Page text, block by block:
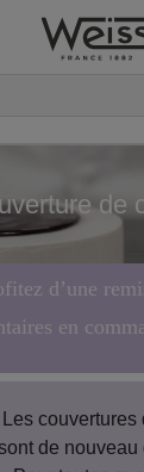
de
d’une
en
Les
de